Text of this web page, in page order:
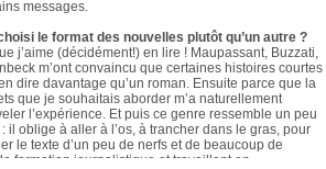
messages.
le format des nouvelles plutôt qu’un autre ?
j’aime (décidément!) en lire ! Maupassant, Buzzati,
m’ont convaincu que certaines histoires courtes
dire davantage qu’un roman. Ensuite parce que la
que je souhaitais aborder m’a naturellement
l’expérience. Et puis ce genre ressemble un peu
il oblige à aller à l’os, à trancher dans le gras, pour
le texte d’un peu de nerfs et de beaucoup de
formation journalistique et travaillant en